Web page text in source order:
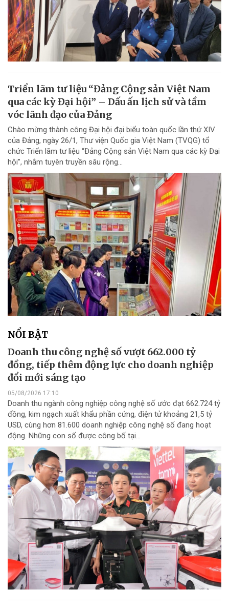
Triển lãm tư liệu “Đảng Cộng sản Việt Nam
qua các kỳ Đại hội” – Dấu ấn lịch sử và tầm
vóc lãnh đạo của Đảng
Chào mừng thành công Đại hội đại biểu toàn quốc lần thứ XIV
của Đảng, ngày 26/1, Thư viện Quốc gia Việt Nam (TVQG) tổ
chức Triển lãm tư liệu “Đảng Cộng sản Việt Nam qua các kỳ Đại
hội”, nhằm tuyên truyền sâu rộng...
NỔI BẬT
Doanh thu công nghệ số vượt 662.000 tỷ
đồng, tiếp thêm động lực cho doanh nghiệp
đổi mới sáng tạo
05/08/2026 17:10
Doanh thu ngành công nghiệp công nghệ số ước đạt 662.724 tỷ
đồng, kim ngạch xuất khẩu phần cứng, điện tử khoảng 21,5 tỷ
USD, cùng hơn 81.600 doanh nghiệp công nghệ số đang hoạt
động. Những con số được công bố tại...